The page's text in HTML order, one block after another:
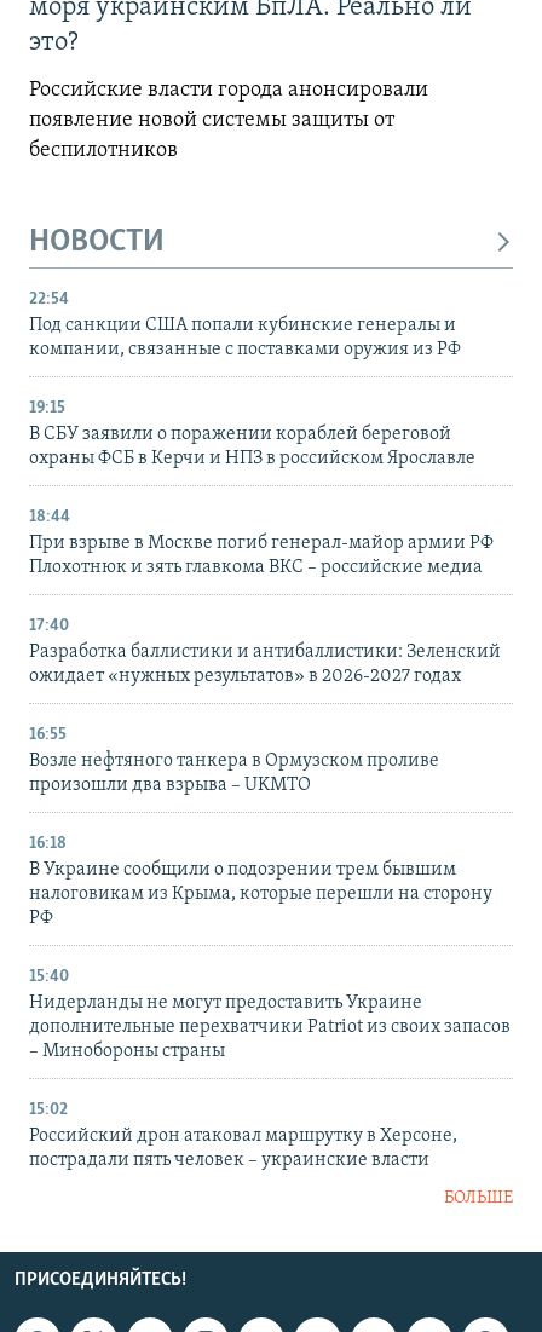
моря украинским БпЛА. Реально ли
это?
Российские власти города анонсировали
появление новой системы защиты от
беспилотников
НОВОСТИ
22:54
Под санкции США попали кубинские генералы и
компании, связанные с поставками оружия из РФ
19:15
В СБУ заявили о поражении кораблей береговой
охраны ФСБ в Керчи и НПЗ в российском Ярославле
18:44
При взрыве в Москве погиб генерал-майор армии РФ
Плохотнюк и зять главкома ВКС – российские медиа
17:40
Разработка баллистики и антибаллистики: Зеленский
ожидает «нужных результатов» в 2026-2027 годах
16:55
Возле нефтяного танкера в Ормузском проливе
произошли два взрыва – UKMTO
16:18
В Украине сообщили о подозрении трем бывшим
налоговикам из Крыма, которые перешли на сторону
РФ
15:40
Нидерланды не могут предоставить Украине
дополнительные перехватчики Patriot из своих запасов
– Минобороны страны
15:02
Российский дрон атаковал маршрутку в Херсоне,
пострадали пять человек – украинские власти
БОЛЬШЕ
ПРИСОЕДИНЯЙТЕСЬ!